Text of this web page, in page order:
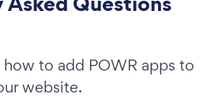
to add POWR apps to
website.